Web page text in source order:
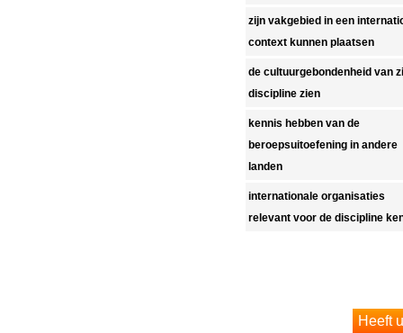
zijn vakgebied in een
context kunnen plaatsen
de cultuurgebondenheid van
discipline zien
kennis hebben van de
beroepsuitoefening in andere
landen
internationale organisaties
relevant voor de discipline